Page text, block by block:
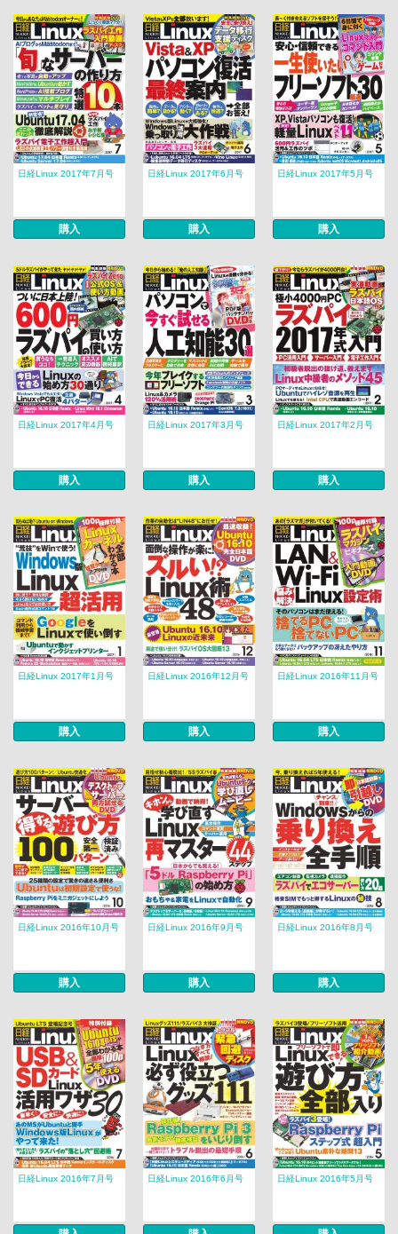
日経Linux 2017年7月号
購入
日経Linux 2017年6月号
購入
日経Linux 2017年5月号
購入
日経Linux 2017年4月号
購入
日経Linux 2017年3月号
購入
日経Linux 2017年2月号
購入
日経Linux 2017年1月号
購入
日経Linux 2016年12月号
購入
日経Linux 2016年11月号
購入
日経Linux 2016年10月号
購入
日経Linux 2016年9月号
購入
日経Linux 2016年8月号
購入
日経Linux 2016年7月号 日経Linux 2016年6月号 日経Linux 2016年5月号